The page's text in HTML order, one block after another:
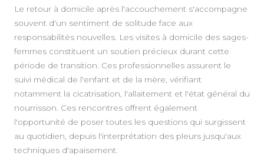
Le retour à domicile après l'accouchement s'accompagne
souvent d'un sentiment de solitude face aux
responsabilités nouvelles. Les visites à domicile des sages-
femmes constituent un soutien précieux durant cette
période de transition. Ces professionnelles assurent le
suivi médical de l'enfant et de la mère, vérifiant
notamment la cicatrisation, l'allaitement et l'état général du
nourrisson. Ces rencontres offrent également
l'opportunité de poser toutes les questions qui surgissent
au quotidien, depuis l'interprétation des pleurs jusqu'aux
techniques d'apaisement.